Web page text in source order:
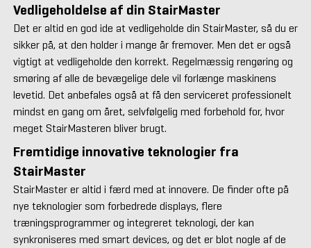
Vedligeholdelse af din StairMaster
Det er altid en god ide at vedligeholde din StairMaster, så du er
sikker på, at den holder i mange år fremover. Men det er også
vigtigt at vedligeholde den korrekt. Regelmæssig rengøring og
smøring af alle de bevægelige dele vil forlænge maskinens
levetid. Det anbefales også at få den serviceret professionelt
mindst en gang om året, selvfølgelig med forbehold for, hvor
meget StairMasteren bliver brugt.
Fremtidige innovative teknologier fra
StairMaster
StairMaster er altid i færd med at innovere. De finder ofte på
nye teknologier som forbedrede displays, flere
træningsprogrammer og integreret teknologi, der kan
synkroniseres med smart devices, og det er blot nogle af de